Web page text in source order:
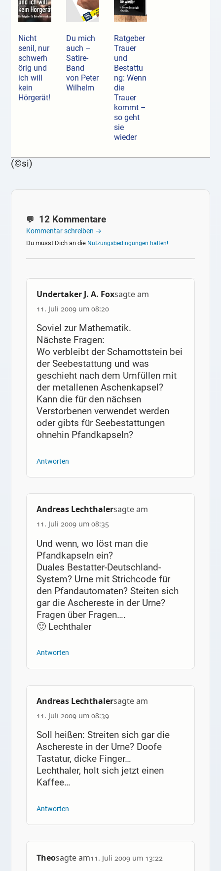
Nicht
senil, nur
schwerh
örig und
ich will
kein
Hörgerät!
Du mich
auch –
Satire-
Band
von Peter
Wilhelm
Ratgeber
Trauer
und
Bestattu
ng: Wenn
die
Trauer
kommt –
so geht
sie
wieder
(©si)
12 Kommentare
Kommentar schreiben →
Du musst Dich an die Nutzungsbedingungen halten!
Undertaker J. A. Foxsagte am
11. Juli 2009 um 08:20
Soviel zur Mathematik.
Nächste Fragen:
Wo verbleibt der Schamottstein bei
der Seebestattung und was
geschieht nach dem Umfüllen mit
der metallenen Aschenkapsel?
Kann die für den nächsen
Verstorbenen verwendet werden
oder gibts für Seebestattungen
ohnehin Pfandkapseln?
Antworten
Andreas Lechthalersagte am
11. Juli 2009 um 08:35
Und wenn, wo löst man die
Pfandkapseln ein?
Duales Bestatter-Deutschland-
System? Urne mit Strichcode für
den Pfandautomaten? Steiten sich
gar die Aschereste in der Urne?
Fragen über Fragen….
🙂 Lechthaler
Antworten
Andreas Lechthalersagte am
11. Juli 2009 um 08:39
Soll heißen: Streiten sich gar die
Aschereste in der Urne? Doofe
Tastatur, dicke Finger…
Lechthaler, holt sich jetzt einen
Kaffee…
Antworten
Theosagte am11. Juli 2009 um 13:22